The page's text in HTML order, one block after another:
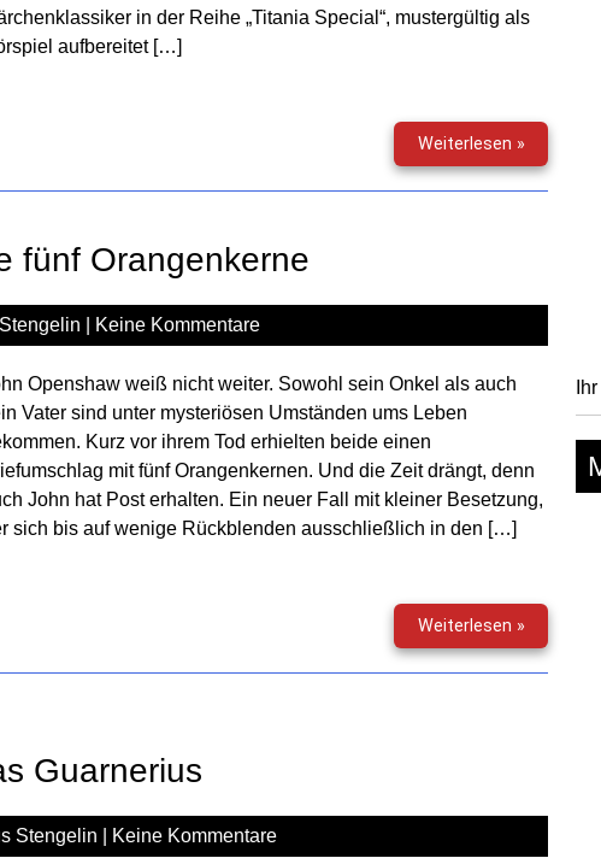
in der Reihe „Titania Special“, mustergültig als
aufbereitet […]
Weiterlesen »
fünf Orangenkerne
Keine Kommentare
Openshaw weiß nicht weiter. Sowohl sein Onkel als auch
Vater sind unter mysteriösen Umständen ums Leben
Kurz vor ihrem Tod erhielten beide einen
mit fünf Orangenkernen. Und die Zeit drängt, denn
John hat Post erhalten. Ein neuer Fall mit kleiner Besetzung,
sich bis auf wenige Rückblenden ausschließlich in den […]
Weiterlesen »Sherlock
Holmes
(17)
Guarnerius
Stengelin Keine Kommentare